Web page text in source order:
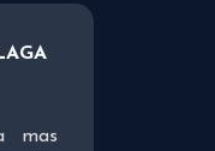
mas